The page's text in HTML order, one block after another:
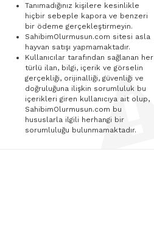
Tanımadığınız kişilere kesinlikle
hiçbir sebeple kapora ve benzeri
bir ödeme gerçekleştirmeyin.
SahibimOlurmusun.com sitesi asla
hayvan satışı yapmamaktadır.
Kullanıcılar tarafından sağlanan her
türlü ilan, bilgi, içerik ve görselin
gerçekliği, orijinalliği, güvenliği ve
doğruluğuna ilişkin sorumluluk bu
içerikleri giren kullanıcıya ait olup,
SahibimOlurmusun.com bu
hususlarla ilgili herhangi bir
sorumluluğu bulunmamaktadır.